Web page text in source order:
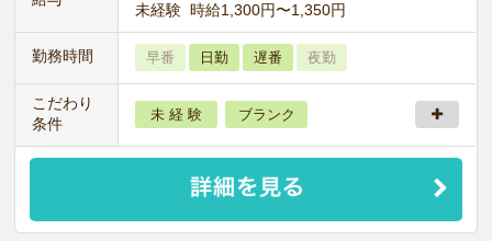
未経験 時給1,300円〜1,350円
勤務時間 早番 日勤 遅番 夜勤
こだわり
条件
未 経 験 ブランク